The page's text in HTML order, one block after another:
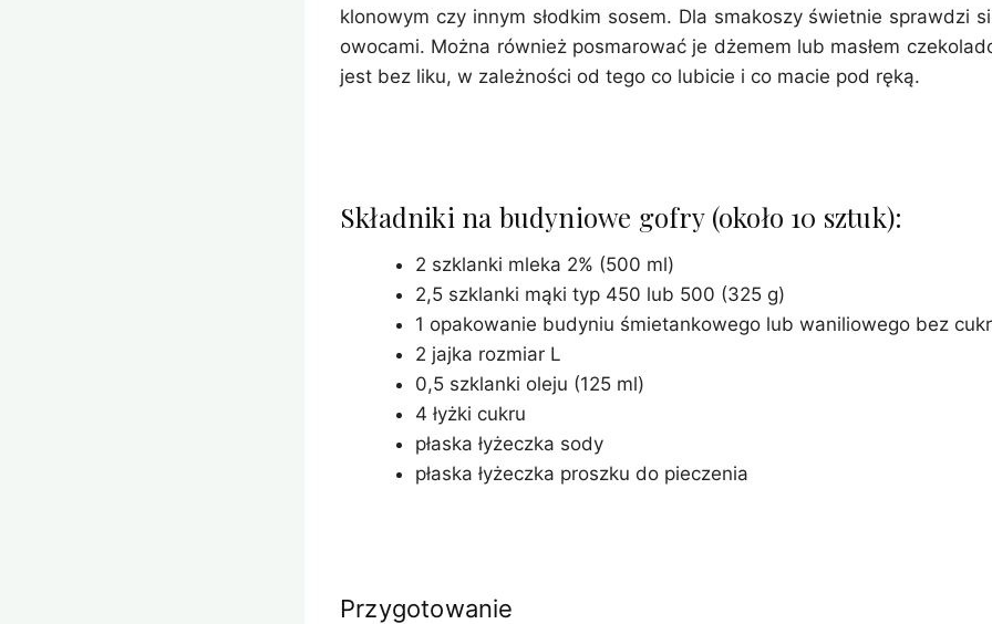
klonowym czy innym słodkim sosem. Dla smakoszy świetnie sprawdzi
owocami. Można również posmarować je dżemem lub masłem
jest bez liku, w zależności od tego co lubicie i co macie pod ręką.
Składniki na budyniowe gofry (około 10 sztuk):
2 szklanki mleka 2% (500 ml)
2,5 szklanki mąki typ 450 lub 500 (325 g)
1 opakowanie budyniu śmietankowego lub waniliowego bez
2 jajka rozmiar L
0,5 szklanki oleju (125 ml)
4 łyżki cukru
płaska łyżeczka sody
płaska łyżeczka proszku do pieczenia
Przygotowanie